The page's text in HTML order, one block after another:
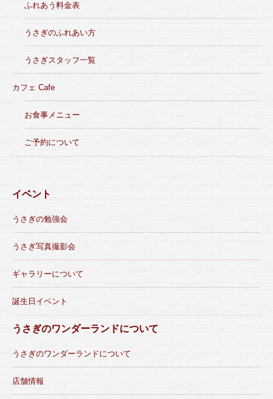
ふれあう料金表
うさぎのふれあい方
うさぎスタッフ一覧
カフェ Cafe
お食事メニュー
ご予約について
イベント
うさぎの勉強会
うさぎ写真撮影会
ギャラリーについて
誕生日イベント
うさぎのワンダーランドについて
うさぎのワンダーランドについて
店舗情報